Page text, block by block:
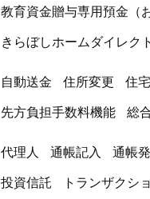
教育資金贈与専用預金（
きらぼしホームダイレクト
自動送金 住所変更 住
先方負担手数料機能 総
代理人 通帳記入 通帳
投資信託 トランザクシ